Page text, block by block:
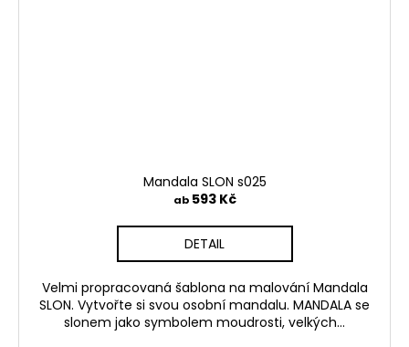
Mandala SLON s025
ab593 Kč
DETAIL
Velmi propracovaná šablona na malování Mandala
SLON. Vytvořte si svou osobní mandalu. MANDALA se
slonem jako symbolem moudrosti, velkých...